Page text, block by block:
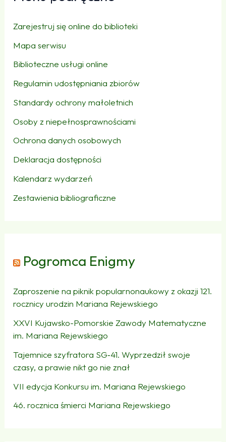
Zarejestruj się online do biblioteki
Mapa serwisu
Biblioteczne usługi online
Regulamin udostępniania zbiorów
Standardy ochrony małoletnich
Osoby z niepełnosprawnościami
Ochrona danych osobowych
Deklaracja dostępności
Kalendarz wydarzeń
Zestawienia bibliograficzne
Pogromca Enigmy
Zaproszenie na piknik popularnonaukowy z okazji 121.
rocznicy urodzin Mariana Rejewskiego
XXVI Kujawsko-Pomorskie Zawody Matematyczne
im. Mariana Rejewskiego
Tajemnice szyfratora SG‑41. Wyprzedził swoje
czasy, a prawie nikt go nie znał
VII edycja Konkursu im. Mariana Rejewskiego
46. rocznica śmierci Mariana Rejewskiego